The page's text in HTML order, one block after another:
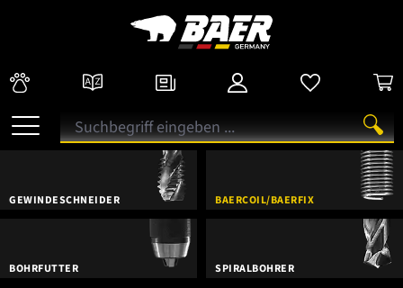
GEWINDESCHNEIDER BAERCOIL/BAERFIX
BOHRFUTTER SPIRALBOHRER